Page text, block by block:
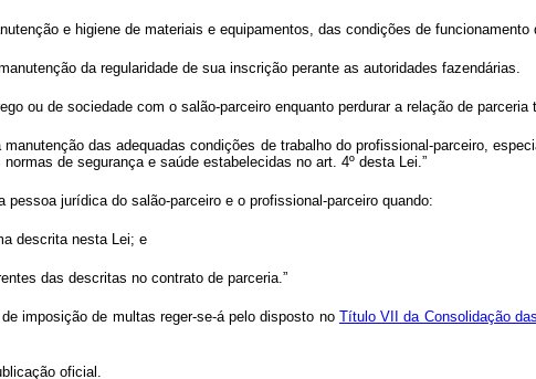
e higiene de materiais e equipamentos, das condições de
da regularidade de sua inscrição perante as autoridades fazendárias.
ou de sociedade com o salão-parceiro enquanto perdurar a relação de parceria
das adequadas condições de trabalho do profissional-parceiro,
de segurança e saúde estabelecidas no art. 4º desta Lei.”
jurídica do salão-parceiro e o profissional-parceiro quando:
descrita nesta Lei; e
das descritas no contrato de parceria.”
imposição de multas reger-se-á pelo disposto no Título VII da Consolidação
oficial.